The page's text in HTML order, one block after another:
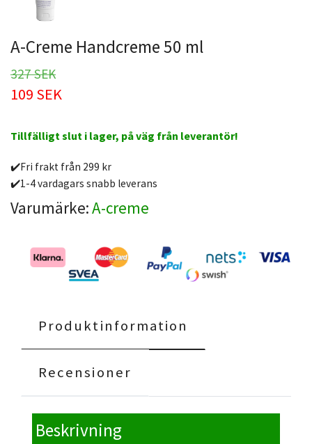
A-Creme Handcreme 50 ml
327 SEK
109 SEK
Tillfälligt slut i lager, på väg från leverantör!
✔️Fri frakt från 299 kr
✔️1-4 vardagars snabb leverans
Varumärke:A-creme
Produktinformation
Recensioner
Beskrivning